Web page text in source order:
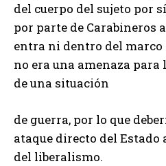
del cuerpo del sujeto por
por parte de Carabineros
entra ni dentro del marco
no era una amenaza
de una situación
de guerra, por lo que
ataque directo del Estado
del liberalismo.